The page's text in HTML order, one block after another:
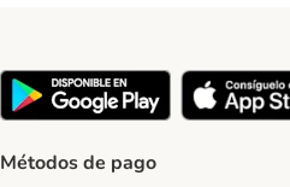
Métodos de pago